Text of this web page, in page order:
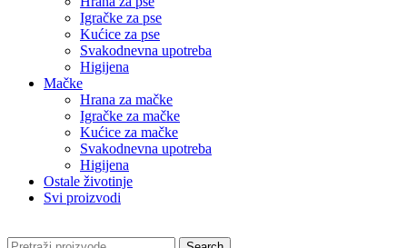
Igračke za pse
Kućice za pse
Svakodnevna upotreba
Higijena
Mačke
Hrana za mačke
Igračke za mačke
Kućice za mačke
Svakodnevna upotreba
Higijena
Ostale životinje
Svi proizvodi